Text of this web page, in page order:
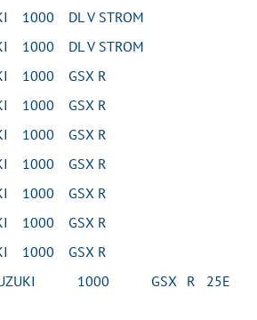
1000 DL V STROM
1000 DL V STROM
1000 GSX R
1000 GSX R
1000 GSX R
1000 GSX R
1000 GSX R
1000 GSX R
1000 GSX R
1000 GSX R 25E